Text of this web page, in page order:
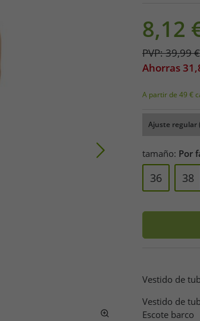
8,12
PVP:39,99€
Ahorras
A partir de 49 €
Ajuste regular
tamaño: Por
36 38
Vestido de
Vestido de
Escote barco